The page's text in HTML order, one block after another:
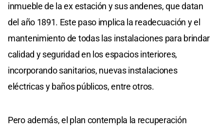
inmueble de la ex estación y sus andenes, que datan
del año 1891. Este paso implica la readecuación y el
mantenimiento de todas las instalaciones para brindar
calidad y seguridad en los espacios interiores,
incorporando sanitarios, nuevas instalaciones
eléctricas y baños públicos, entre otros.
Pero además, el plan contempla la recuperación